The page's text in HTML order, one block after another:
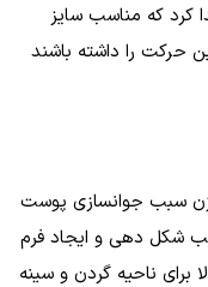
کرد که مناسب سایز
حرکت را داشته باشند
سبب جوانسازی پوست
شکل‌ دهی و ایجاد فرم
ناحیه گردن و سینه